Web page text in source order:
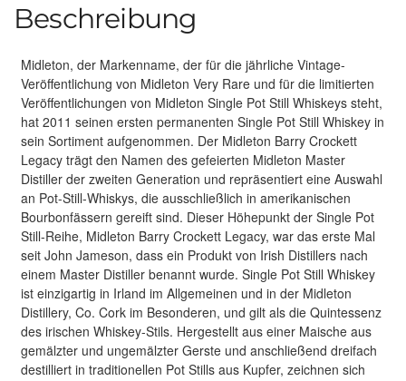
Beschreibung
Midleton, der Markenname, der für die jährliche Vintage-
Veröffentlichung von Midleton Very Rare und für die limitierten
Veröffentlichungen von Midleton Single Pot Still Whiskeys steht,
hat 2011 seinen ersten permanenten Single Pot Still Whiskey in
sein Sortiment aufgenommen. Der Midleton Barry Crockett
Legacy trägt den Namen des gefeierten Midleton Master
Distiller der zweiten Generation und repräsentiert eine Auswahl
an Pot-Still-Whiskys, die ausschließlich in amerikanischen
Bourbonfässern gereift sind. Dieser Höhepunkt der Single Pot
Still-Reihe, Midleton Barry Crockett Legacy, war das erste Mal
seit John Jameson, dass ein Produkt von Irish Distillers nach
einem Master Distiller benannt wurde. Single Pot Still Whiskey
ist einzigartig in Irland im Allgemeinen und in der Midleton
Distillery, Co. Cork im Besonderen, und gilt als die Quintessenz
des irischen Whiskey-Stils. Hergestellt aus einer Maische aus
gemälzter und ungemälzter Gerste und anschließend dreifach
destilliert in traditionellen Pot Stills aus Kupfer, zeichnen sich